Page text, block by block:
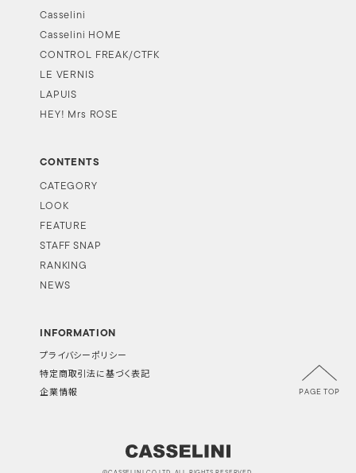
Casselini
Casselini HOME
CONTROL FREAK/CTFK
LE VERNIS
LAPUIS
HEY! Mrs ROSE
CONTENTS
CATEGORY
LOOK
FEATURE
STAFF SNAP
RANKING
NEWS
INFORMATION
プライバシーポリシー
特定商取引法に基づく表記
企業情報 PAGE TOP